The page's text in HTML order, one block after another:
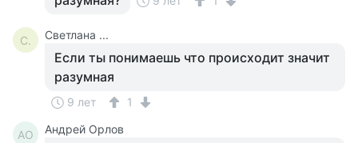
С. Светлана ...
Если ты понимаешь что происходит значит
разумная
9 лет 1
АО Андрей Орлов